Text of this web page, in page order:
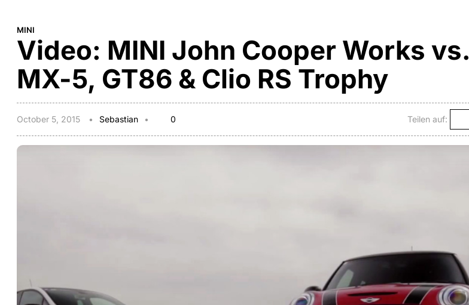
MINI
Video: MINI John Cooper Works vs.
MX-5, GT86 & Clio RS Trophy
October 5, 2015 Sebastian 0 Teilen auf: